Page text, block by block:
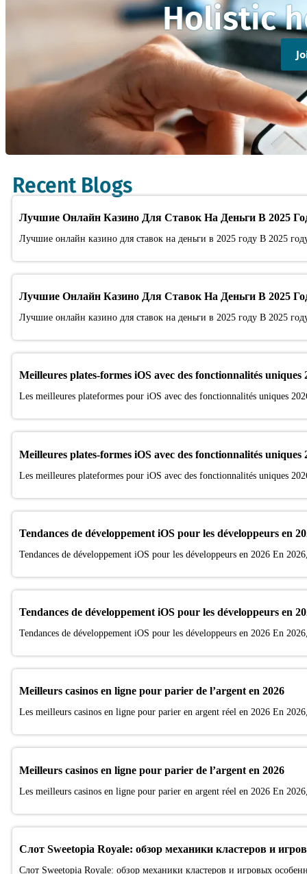
Holistic
Recent Blogs
Лучшие Онлайн Казино Для Ставок На Деньги В 2025
Лучшие онлайн казино для ставок на деньги в 2025 году В 2025
Лучшие Онлайн Казино Для Ставок На Деньги В 2025
Лучшие онлайн казино для ставок на деньги в 2025 году В 2025
Meilleures plates-formes iOS avec des fonctionnalités uniques
Les meilleures plateformes pour iOS avec des fonctionnalités uniques
Meilleures plates-formes iOS avec des fonctionnalités uniques
Les meilleures plateformes pour iOS avec des fonctionnalités uniques
Tendances de développement iOS pour les développeurs en
Tendances de développement iOS pour les développeurs en 2026 En
Tendances de développement iOS pour les développeurs en
Tendances de développement iOS pour les développeurs en 2026 En
Meilleurs casinos en ligne pour parier de l’argent en 2026
Les meilleurs casinos en ligne pour parier en argent réel en 2026 En
Meilleurs casinos en ligne pour parier de l’argent en 2026
Les meilleurs casinos en ligne pour parier en argent réel en 2026 En
Слот Sweetopia Royale: обзор механики кластеров и
Слот Sweetopia Royale: обзор механики кластеров и игровых